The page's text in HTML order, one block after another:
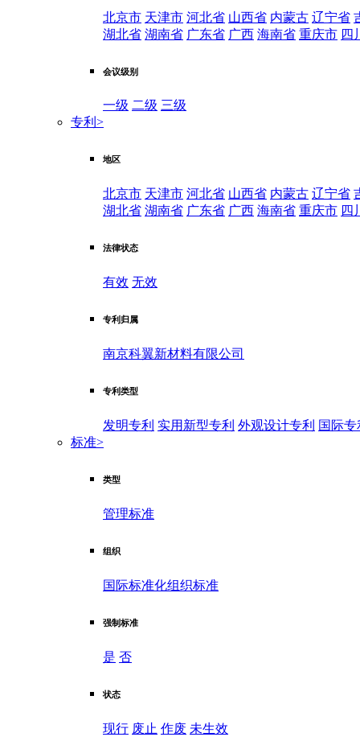
北京市 天津市 河北省 山西省 内蒙古 辽宁省
湖北省 湖南省 广东省 广西 海南省 重庆市 四
会议级别
一级 二级 三级
专利 >
地区
北京市 天津市 河北省 山西省 内蒙古 辽宁省
湖北省 湖南省 广东省 广西 海南省 重庆市 四
法律状态
有效 无效
专利归属
南京科翼新材料有限公司
专利类型
发明专利 实用新型专利 外观设计专利 国际专
标准>
类型
管理标准
组织
国际标准化组织标准
强制标准
是 否
状态
现行 废止 作废 未生效